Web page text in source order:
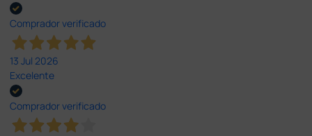
Comprador verificado
13 Jul 2026
Excelente
Comprador verificado